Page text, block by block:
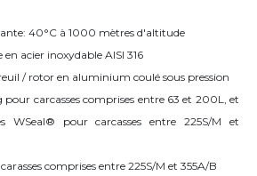
40°C à 1000 mètres d'altitude
acier inoxydable AISI 316
/ rotor en aluminium coulé sous pression
carcasses comprises entre 63 et 200L, et
WSeal® pour carcasses entre 225S/M et
comprises entre 225S/M et 355A/B